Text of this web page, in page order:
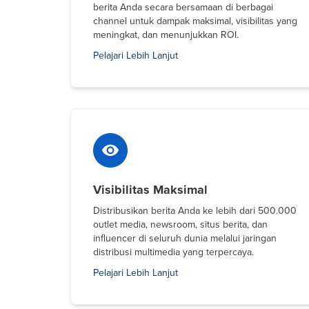
berita Anda secara bersamaan di berbagai
channel untuk dampak maksimal, visibilitas yang
meningkat, dan menunjukkan ROI.
Pelajari Lebih Lanjut
Visibilitas Maksimal
Distribusikan berita Anda ke lebih dari 500.000
outlet media, newsroom, situs berita, dan
influencer di seluruh dunia melalui jaringan
distribusi multimedia yang terpercaya.
Pelajari Lebih Lanjut